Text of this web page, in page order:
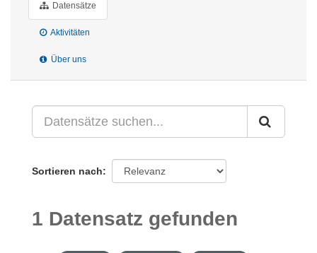
Datensätze
Aktivitäten
Über uns
Sortieren nach
1 Datensatz gefunden